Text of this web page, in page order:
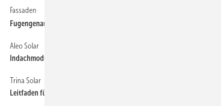
Fassaden
Fugengenau integrieren
Aleo Solar
Indachmodul für Solrif-System
Trina Solar
Leitfaden für bifaziale Module